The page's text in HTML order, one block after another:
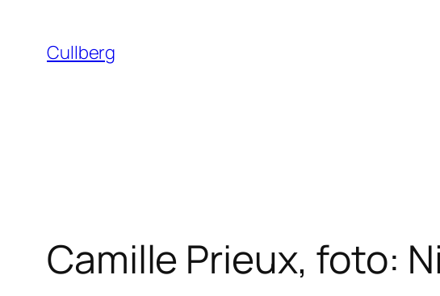
innehåll
Cullberg
Camille Prieux, foto: